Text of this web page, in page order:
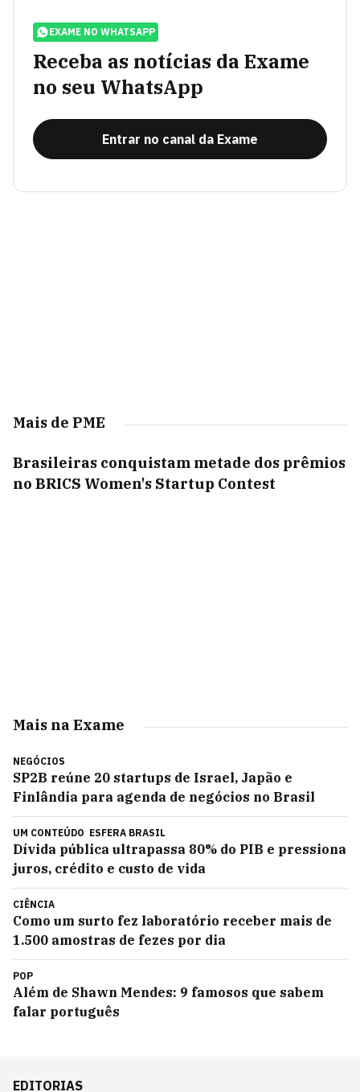
EXAME NO WHATSAPP
Receba as notícias da Exame
no seu WhatsApp
Entrar no canal da Exame
Mais de PME
Brasileiras conquistam metade dos prêmios
no BRICS Women's Startup Contest
Mais na Exame
NEGÓCIOS
SP2B reúne 20 startups de Israel, Japão e
Finlândia para agenda de negócios no Brasil
UM CONTEÚDO ESFERA BRASIL
Dívida pública ultrapassa 80% do PIB e pressiona
juros, crédito e custo de vida
CIÊNCIA
Como um surto fez laboratório receber mais de
1.500 amostras de fezes por dia
POP
Além de Shawn Mendes: 9 famosos que sabem
falar português
EDITORIAS